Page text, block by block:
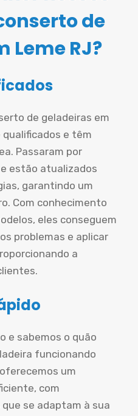
de
Leme RJ?
de geladeiras em
e têm
Passaram por
estão atualizados
garantindo um
Com conhecimento
eles conseguem
problemas e aplicar
a
e sabemos o quão
funcionando
um
com
se adaptam à sua